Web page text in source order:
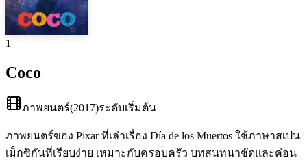
1
Coco
ภาพยนตร์(2017)ระดับเริ่มต้น
ภาพยนตร์ของ Pixar ที่เล่าเรื่อง Día de los Muertos ใช้ภาษาสเปน
เม็กซิกันที่เรียบง่าย เหมาะกับครอบครัว บทสนทนาชัดและค่อน